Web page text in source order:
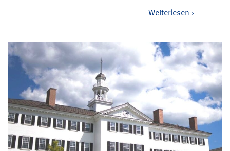
Weiterlesen